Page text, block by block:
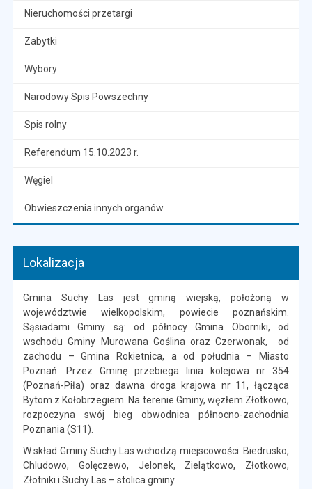
Nieruchomości przetargi
Zabytki
Wybory
Narodowy Spis Powszechny
Spis rolny
Referendum 15.10.2023 r.
Węgiel
Obwieszczenia innych organów
Lokalizacja
Gmina Suchy Las jest gminą wiejską, położoną w
województwie wielkopolskim, powiecie poznańskim.
Sąsiadami Gminy są: od północy Gmina Oborniki, od
wschodu Gminy Murowana Goślina oraz Czerwonak, od
zachodu – Gmina Rokietnica, a od południa – Miasto
Poznań. Przez Gminę przebiega linia kolejowa nr 354
(Poznań-Piła) oraz dawna droga krajowa nr 11, łącząca
Bytom z Kołobrzegiem. Na terenie Gminy, węzłem Złotkowo,
rozpoczyna swój bieg obwodnica północno-zachodnia
Poznania (S11).
W skład Gminy Suchy Las wchodzą miejscowości: Biedrusko,
Chludowo, Golęczewo, Jelonek, Zielątkowo, Złotkowo,
Złotniki i Suchy Las – stolica gminy.